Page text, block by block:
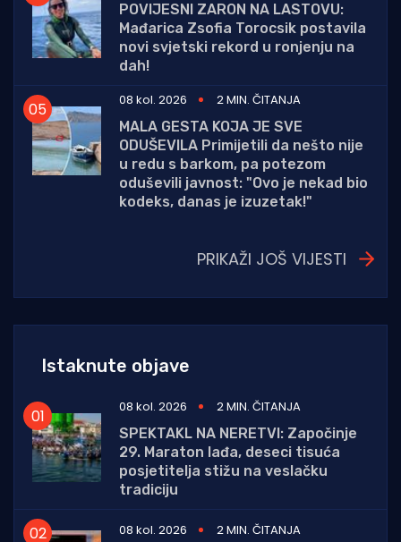
POVIJESNI ZARON NA LASTOVU:
Mađarica Zsofia Torocsik postavila
novi svjetski rekord u ronjenju na
dah!
08 kol. 2026
2 MIN. ČITANJA
MALA GESTA KOJA JE SVE
ODUŠEVILA Primijetili da nešto nije
u redu s barkom, pa potezom
oduševili javnost: "Ovo je nekad bio
kodeks, danas je izuzetak!"
PRIKAŽI JOŠ VIJESTI
Istaknute objave
08 kol. 2026
2 MIN. ČITANJA
SPEKTAKL NA NERETVI: Započinje
29. Maraton lađa, deseci tisuća
posjetitelja stižu na veslačku
tradiciju
08 kol. 2026 2 MIN. ČITANJA